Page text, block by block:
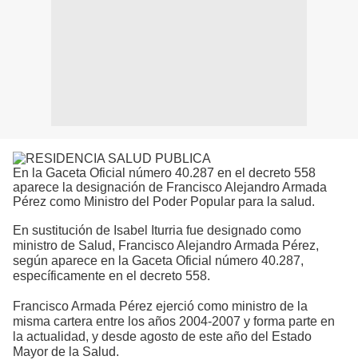
En la Gaceta Oficial número 40.287 en el decreto 558
aparece la designación de Francisco Alejandro Armada
Pérez como Ministro del Poder Popular para la salud.
En sustitución de Isabel Iturria fue designado como
ministro de Salud, Francisco Alejandro Armada Pérez,
según aparece en la Gaceta Oficial número 40.287,
específicamente en el decreto 558.
Francisco Armada Pérez ejerció como ministro de la
misma cartera entre los años 2004-2007 y forma parte en
la actualidad, y desde agosto de este año del Estado
Mayor de la Salud.